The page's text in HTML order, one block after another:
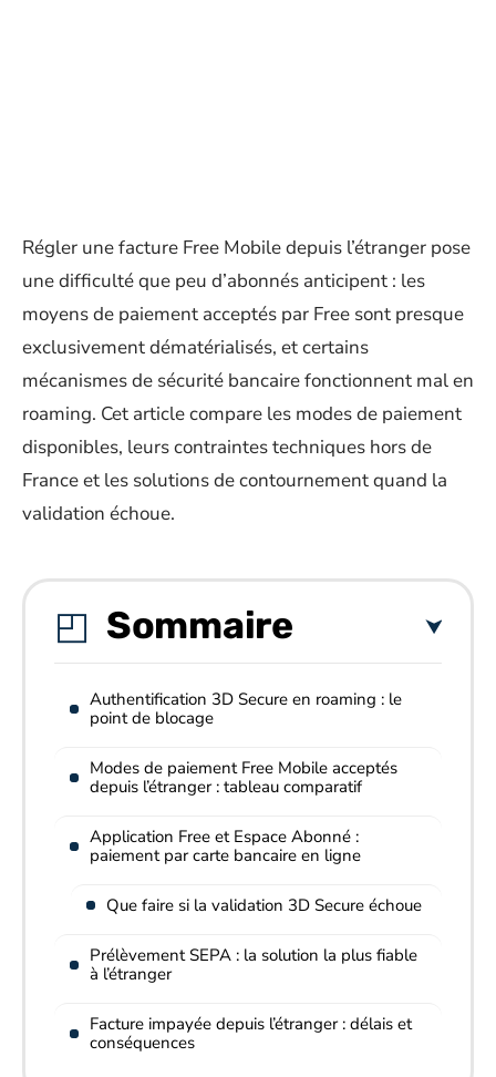
Régler une facture Free Mobile depuis l’étranger pose
une difficulté que peu d’abonnés anticipent : les
moyens de paiement acceptés par Free sont presque
exclusivement dématérialisés, et certains
mécanismes de sécurité bancaire fonctionnent mal en
roaming. Cet article compare les modes de paiement
disponibles, leurs contraintes techniques hors de
France et les solutions de contournement quand la
validation échoue.
Sommaire
Authentification 3D Secure en roaming : le
point de blocage
Modes de paiement Free Mobile acceptés
depuis l’étranger : tableau comparatif
Application Free et Espace Abonné :
paiement par carte bancaire en ligne
Que faire si la validation 3D Secure échoue
Prélèvement SEPA : la solution la plus fiable
à l’étranger
Facture impayée depuis l’étranger : délais et
conséquences